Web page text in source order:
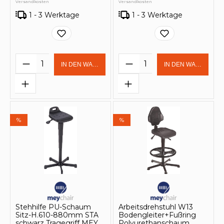
Versandkosten
1 - 3 Werktage
Produkt Anzahl: Gib den
IN DEN WARENKORB
Versandkosten
1 - 3 Werktage
Produkt Anzahl:
IN DEN
%
Stehhilfe PU-Schaum
Sitz-H.610-880mm STA
%
Arbeitsdrehstuhl W13
Bodengleiter+Fußring